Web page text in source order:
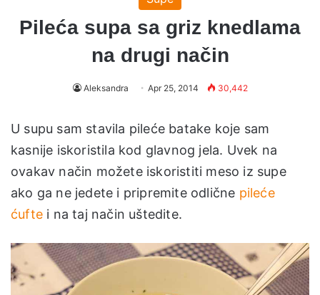
Pileća supa sa griz knedlama
na drugi način
Aleksandra Apr 25, 2014 30,442
U supu sam stavila pileće batake koje sam
kasnije iskoristila kod glavnog jela. Uvek na
ovakav način možete iskoristiti meso iz supe
ako ga ne jedete i pripremite odlične pileće
ćufte i na taj način uštedite.